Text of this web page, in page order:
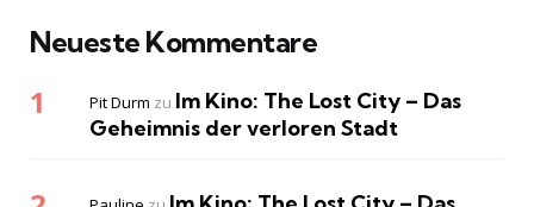
Neueste Kommentare
Pit Durm zu Im Kino: The Lost City – Das
Geheimnis der verloren Stadt